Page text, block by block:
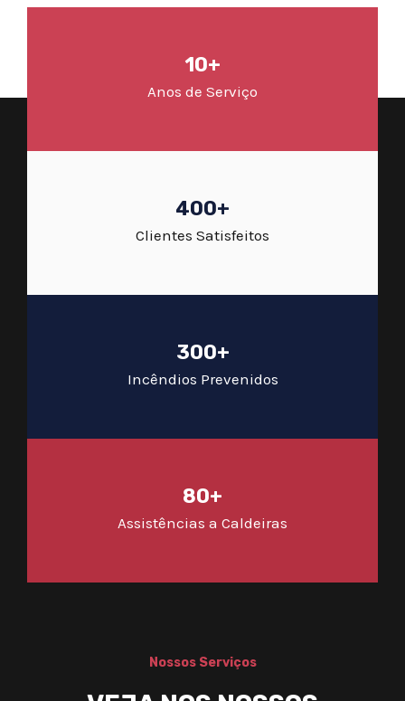
10+
Anos de Serviço
400+
Clientes Satisfeitos
300+
Incêndios Prevenidos
80+
Assistências a Caldeiras
Nossos Serviços